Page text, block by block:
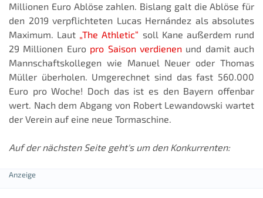
Millionen Euro Ablöse zahlen. Bislang galt die Ablöse für
den 2019 verpflichteten Lucas Hernández als absolutes
Maximum. Laut „The Athletic“ soll Kane außerdem rund
29 Millionen Euro pro Saison verdienenund damit auch
Mannschaftskollegen wie Manuel Neuer oder Thomas
Müller überholen. Umgerechnet sind das fast 560.000
Euro pro Woche! Doch das ist es den Bayern offenbar
wert. Nach dem Abgang von Robert Lewandowski wartet
der Verein auf eine neue Tormaschine.
Auf der nächsten Seite geht's um den Konkurrenten: